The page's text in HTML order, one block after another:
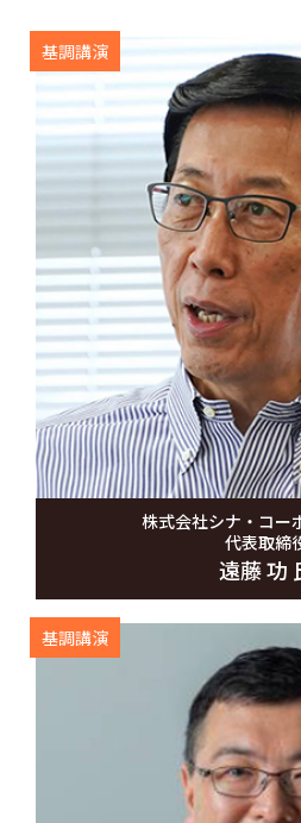
基調講演
株式会社シナ・コー
代表取締
遠藤 功
基調講演